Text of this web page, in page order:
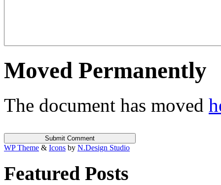
Moved Permanently
The document has moved
WP Theme & Icons by N.Design Studio
Featured Posts